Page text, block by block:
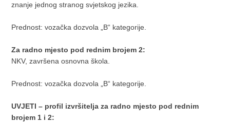
znanje jednog stranog svjetskog jezika.
Prednost: vozačka dozvola „B“ kategorije.
Za radno mjesto pod rednim brojem 2:
NKV, završena osnovna škola.
Prednost: vozačka dozvola „B“ kategorije.
UVJETI – profil izvršitelja za radno mjesto pod rednim
brojem 1 i 2: